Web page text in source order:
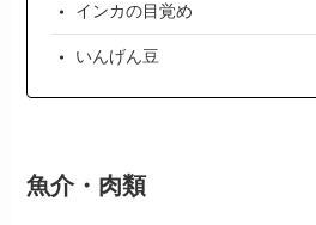
インカの目覚め
いんげん豆
魚介・肉類